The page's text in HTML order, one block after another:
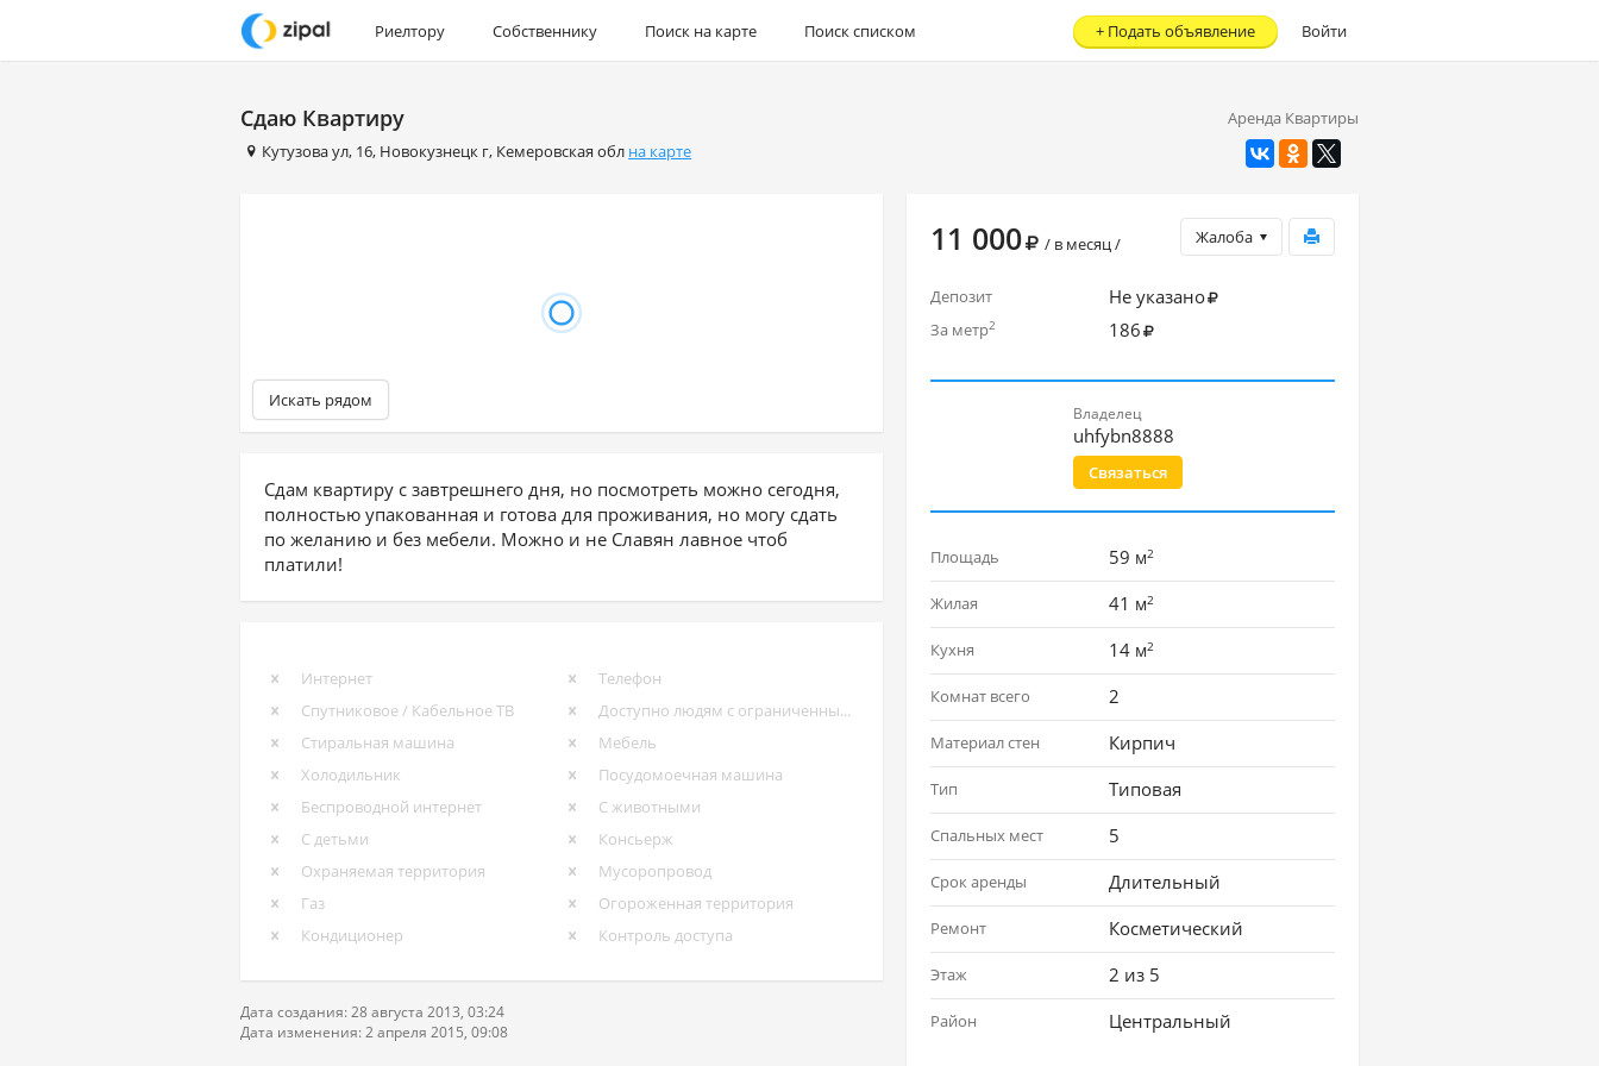
Риелтору Собственнику Поиск на карте Поиск списком Войти
+ Подать объявление
Аренда Квартиры
Сдаю Квартиру
Кутузова ул, 16, Новокузнецк г, Кемеровская обл на карте
Искать рядом
Сдам квартиру с завтрешнего дня, но посмотреть можно сегодня,
полностью упакованная и готова для проживания, но могу сдать
по желанию и без мебели. Можно и не Славян лавное чтоб
платили!
Интернет
Телефон
Спутниковое / Кабельное ТВ
Доступно людям с ограниченными возможностями
Стиральная машина
Мебель
Холодильник
Посудомоечная машина
Беспроводной интернет
С животными
С детьми
Консьерж
Охраняемая территория
Мусоропровод
Газ
Огороженная территория
Кондиционер
Контроль доступа
Дата создания: 28 августа 2013, 03:24
Дата изменения: 2 апреля 2015, 09:08
Жалоба
11 000 / в месяц /
Депозит Не указано
За метр2 186
Владелец
uhfybn8888
Связаться
Площадь 59 м2
Жилая 41 м2
Кухня 14 м2
Комнат всего 2
Материал стен Кирпич
Тип Типовая
Спальных мест 5
Срок аренды Длительный
Ремонт Косметический
Этаж 2 из 5
Район Центральный